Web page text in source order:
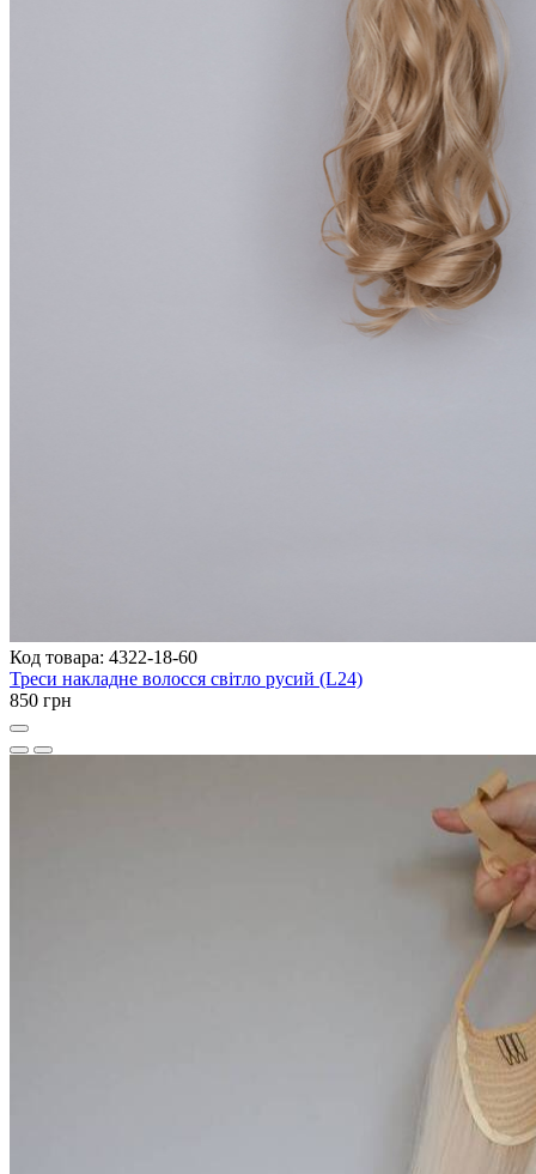
Код товара: 4322-18-60
Треси накладне волосся світло русий (L24)
850 грн